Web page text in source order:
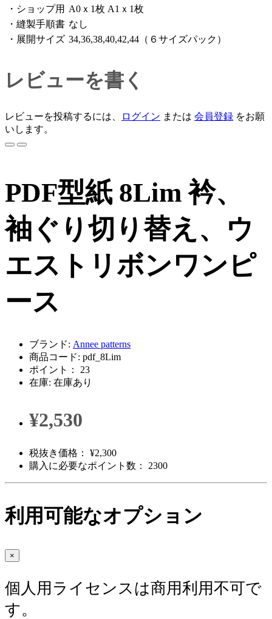
・ショップ用 A0ｘ1枚 A1ｘ1枚
・縫製手順書 なし
・展開サイズ 34,36,38,40,42,44（６サイズパック）
レビューを書く
レビューを投稿するには、 ログイン または 会員登録 をお願
いします。
PDF型紙 8Lim 衿、
袖ぐり切り替え、ウ
エストリボンワンピ
ース
ブランド: Annee patterns
商品コード: pdf_8Lim
ポイント： 23
在庫: 在庫あり
¥2,530
税抜き価格： ¥2,300
購入に必要なポイント数： 2300
利用可能なオプション
×
個人用ライセンスは商用利用不可で
す。